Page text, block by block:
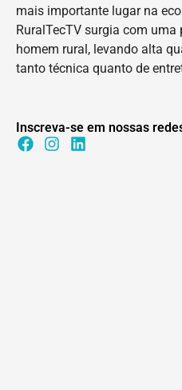
mais importante lugar na
RuralTecTV surgia com
homem rural, levando alta
tanto técnica quanto de
Inscreva-se em nossas